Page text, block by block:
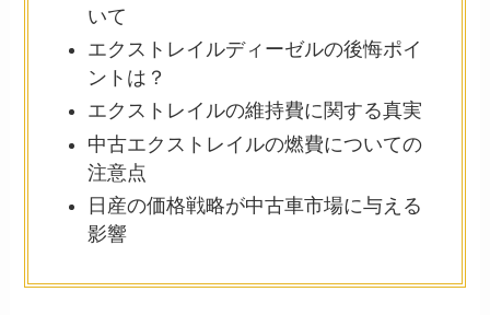
いて
エクストレイルディーゼルの後悔ポイ
ントは？
エクストレイルの維持費に関する真実
中古エクストレイルの燃費についての
注意点
日産の価格戦略が中古車市場に与える
影響